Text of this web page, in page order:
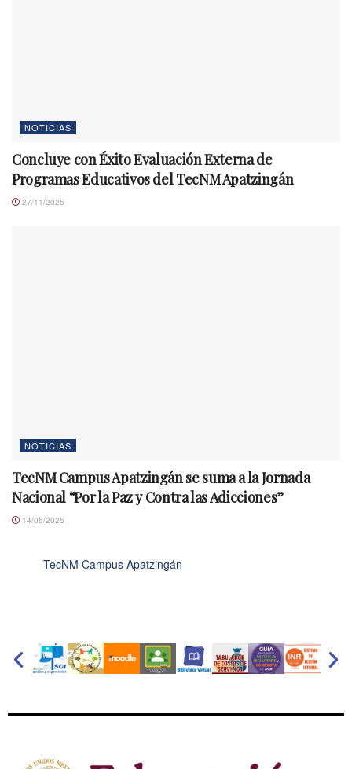
NOTICIAS
Concluye con Éxito Evaluación Externa de
Programas Educativos del TecNM Apatzingán
27/11/2025
NOTICIAS
TecNM Campus Apatzingán se suma a la Jornada
Nacional “Por la Paz y Contra las Adicciones”
14/06/2025
TecNM Campus Apatzingán